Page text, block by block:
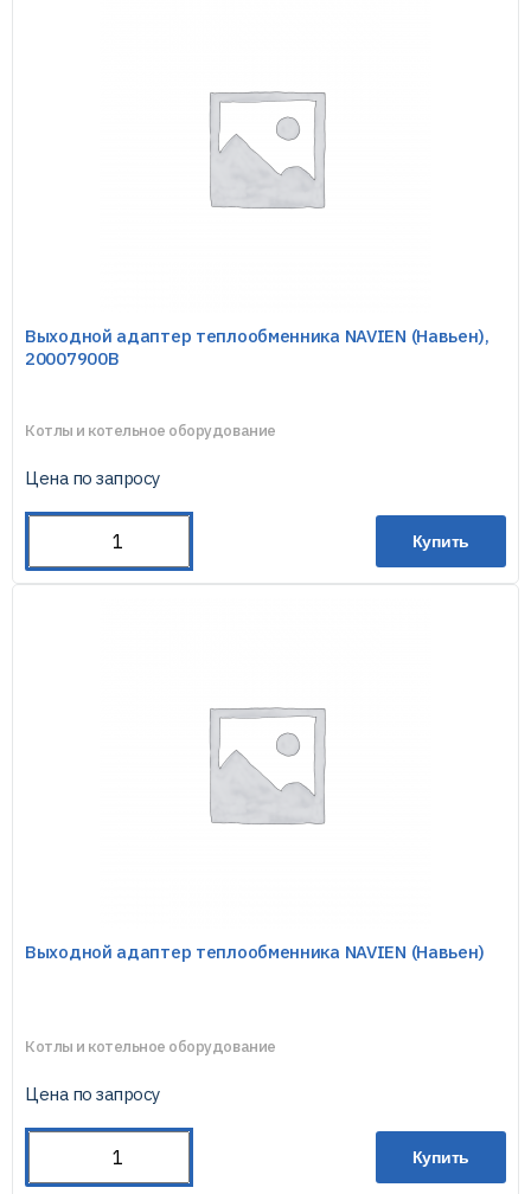
Выходной адаптер теплообменника NAVIEN (Навьен),
20007900В
Котлы и котельное оборудование
Цена по запросу
Купить
Выходной адаптер теплообменника NAVIEN (Навьен)
Котлы и котельное оборудование
Цена по запросу
Купить